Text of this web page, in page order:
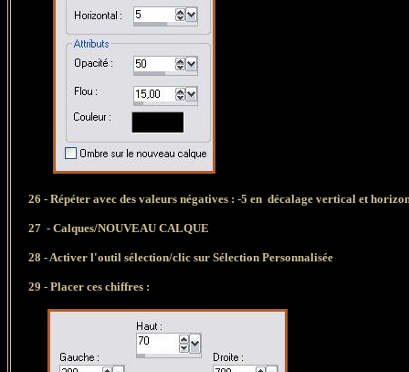
26 - Répéter avec des valeurs négatives : -5 en décalage vertical et
27 - Calques/NOUVEAU CALQUE
28 -Activer l'outil sélection/clic sur Sélection Personnalisée
29 - Placer ces chiffres :